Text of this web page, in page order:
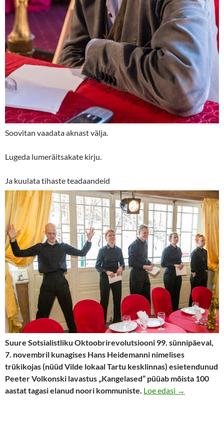
Soovitan vaadata aknast välja.
Lugeda lumeräitsakate kirju.
Ja kuulata tihaste teadaandeid
Suure Sotsialistliku Oktoobrirevolutsiooni 99. sünnipäeval,
7. novembril kunagises Hans Heidemanni nimelises
trükikojas (nüüd Vilde lokaal Tartu kesklinnas) esietendunud
Peeter Volkonski lavastus „Kangelased” püüab mõista 100
aastat tagasi elanud noori kommuniste. Loe edasi →